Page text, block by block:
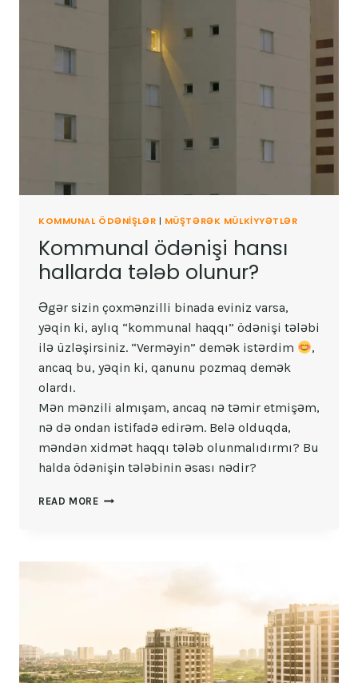
KOMMUNAL ÖDƏNIŞLƏR | MÜŞTƏRƏK MÜLKIYYƏTLƏR
Kommunal ödənişi hansı
hallarda tələb olunur?
Əgər sizin çoxmənzilli binada eviniz varsa,
yəqin ki, aylıq “kommunal haqqı” ödənişi tələbi
ilə üzləşirsiniz. “Verməyin” demək istərdim
,
ancaq bu, yəqin ki, qanunu pozmaq demək
olardı.
Mən mənzili almışam, ancaq nə təmir etmişəm,
nə də ondan istifadə edirəm. Belə olduqda,
məndən xidmət haqqı tələb olunmalıdırmı? Bu
halda ödənişin tələbinin əsası nədir?
READ MORE KOMMUNAL